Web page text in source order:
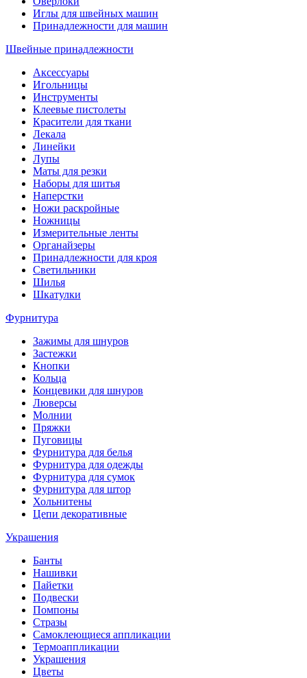
Иглы для швейных машин
Принадлежности для машин
Швейные принадлежности
Аксессуары
Игольницы
Инструменты
Клеевые пистолеты
Красители для ткани
Лекала
Линейки
Лупы
Маты для резки
Наборы для шитья
Наперстки
Ножи раскройные
Ножницы
Измерительные ленты
Органайзеры
Принадлежности для кроя
Светильники
Шилья
Шкатулки
Фурнитура
Зажимы для шнуров
Застежки
Кнопки
Кольца
Концевики для шнуров
Люверсы
Молнии
Пряжки
Пуговицы
Фурнитура для белья
Фурнитура для одежды
Фурнитура для сумок
Фурнитура для штор
Хольнитены
Цепи декоративные
Украшения
Банты
Нашивки
Пайетки
Подвески
Помпоны
Стразы
Самоклеющиеся аппликации
Термоаппликации
Украшения
Цветы